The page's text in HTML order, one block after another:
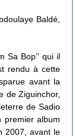
Baldé,
Sa Bop’’ qui il
rendu à cette
avant la
de Ziguinchor,
de Sadio
premier album
2007, avant le